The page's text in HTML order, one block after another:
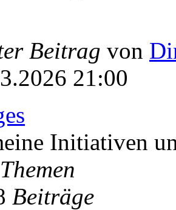
Beitrag von
21:00
Initiativen
Themen
Beiträge